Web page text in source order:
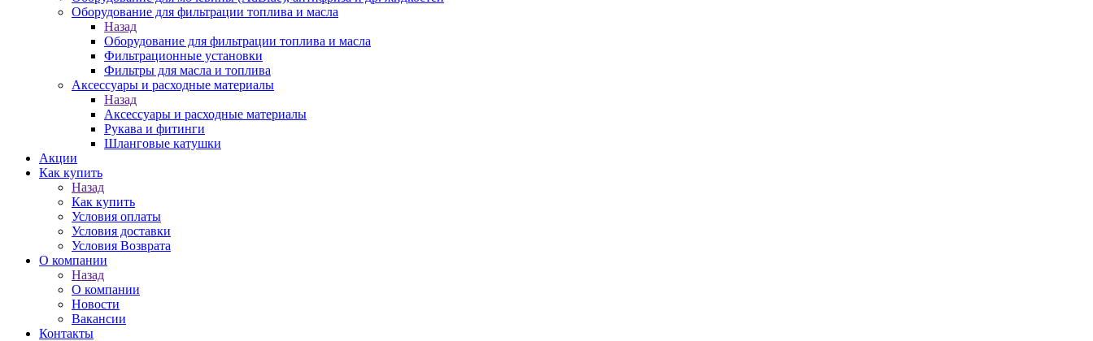
Оборудование для фильтрации топлива и масла
Назад
Оборудование для фильтрации топлива и масла
Фильтрационные установки
Фильтры для масла и топлива
Аксессуары и расходные материалы
Назад
Аксессуары и расходные материалы
Рукава и фитинги
Шланговые катушки
Акции
Как купить
Назад
Как купить
Условия оплаты
Условия доставки
Условия Возврата
О компании
Назад
О компании
Новости
Вакансии
Контакты